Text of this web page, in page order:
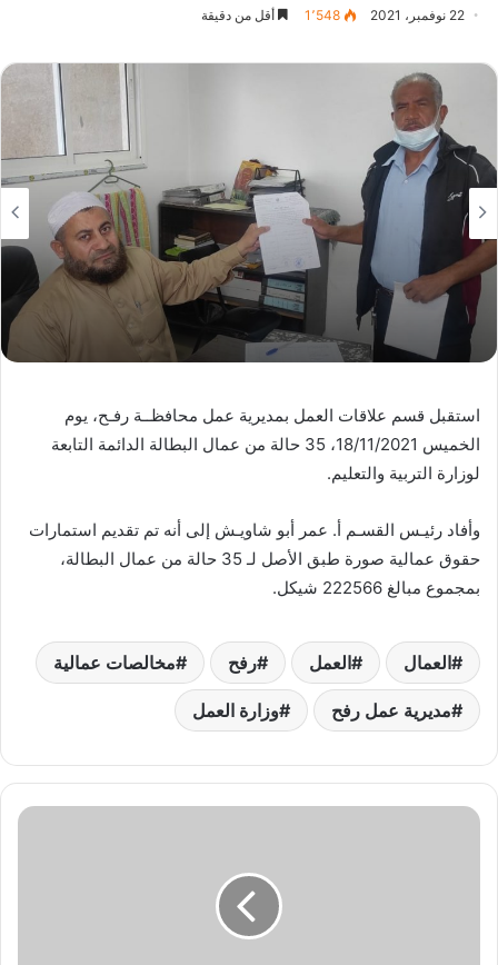
22 نوفمبر، 2021 1٬548 أقل من دقيقة
استقبل قسم علاقات العمل بمديرية عمل محافظــة رفـح، يوم
الخميس 18/11/2021، 35 حالة من عمال البطالة الدائمة التابعة
لوزارة التربية والتعليم.
وأفاد رئيـس القسـم أ. عمر أبو شاويـش إلى أنه تم تقديم استمارات
حقوق عمالية صورة طبق الأصل لـ 35 حالة من عمال البطالة،
بمجموع مبالغ 222566 شيكل.
العمال العمل رفح مخالصات عمالية
مديرية عمل رفح وزارة العمل